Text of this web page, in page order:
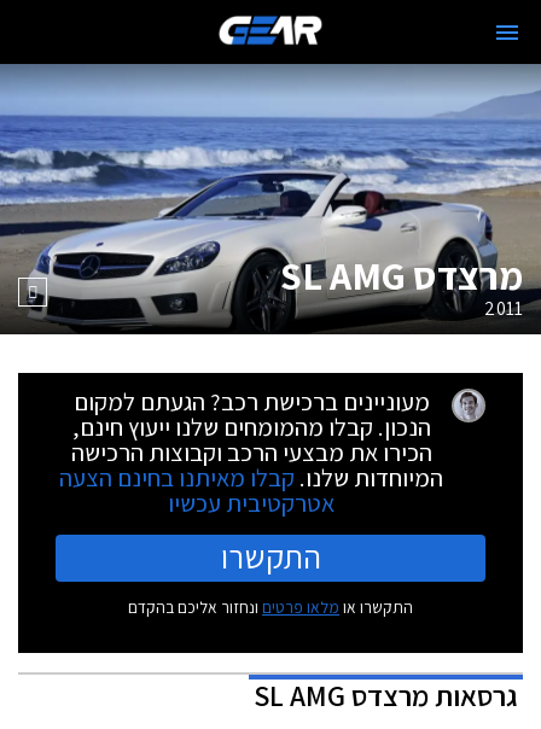
מרצדס SL AMG
2011
מעוניינים ברכישת רכב? הגעתם למקום
הנכון. קבלו מהמומחים שלנו ייעוץ חינם,
הכירו את מבצעי הרכב וקבוצות הרכישה
המיוחדות שלנו. קבלו מאיתנו בחינם הצעה
אטרקטיבית עכשיו
התקשרו
התקשרו או מלאו פרטים ונחזור אליכם בהקדם
גרסאותמרצדס SL AMG